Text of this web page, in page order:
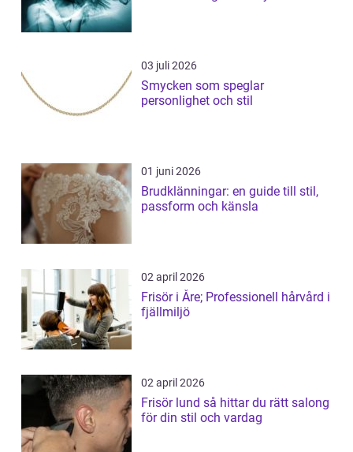
03 juli 2026
Smycken som speglar
personlighet och stil
01 juni 2026
Brudklänningar: en guide till stil,
passform och känsla
02 april 2026
Frisör i Åre; Professionell hårvård i
fjällmiljö
02 april 2026
Frisör lund så hittar du rätt salong
för din stil och vardag